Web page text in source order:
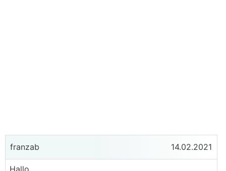
franzab 14.02.2021
Hallo,